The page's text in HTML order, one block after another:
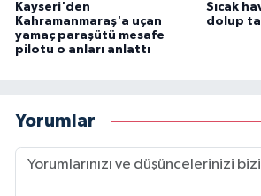
Kayseri'den
Kahramanmaraş'a uçan
yamaç paraşütü mesafe
pilotu o anları anlattı
Sıcak
dolup
Yorumlar